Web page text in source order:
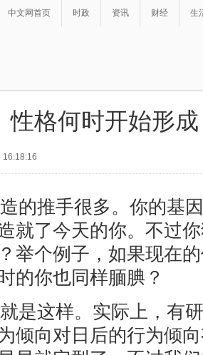
中文网首页 时政 资讯 财经 生
性格何时开始形
16:18:16
的推手很多。你的基
就了今天的你。不过
举个例子，如果现在
的你也同样腼腆？
是这样。实际上，有
倾向对日后的行为倾